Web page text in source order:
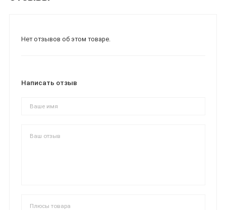
Нет отзывов об этом товаре.
Написать отзыв